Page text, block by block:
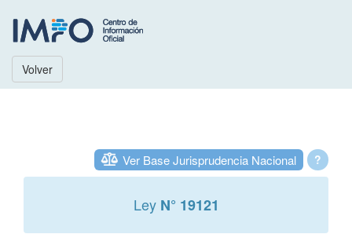
Volver
?
Ver Base Jurisprudencia Nacional
Ley N° 19121